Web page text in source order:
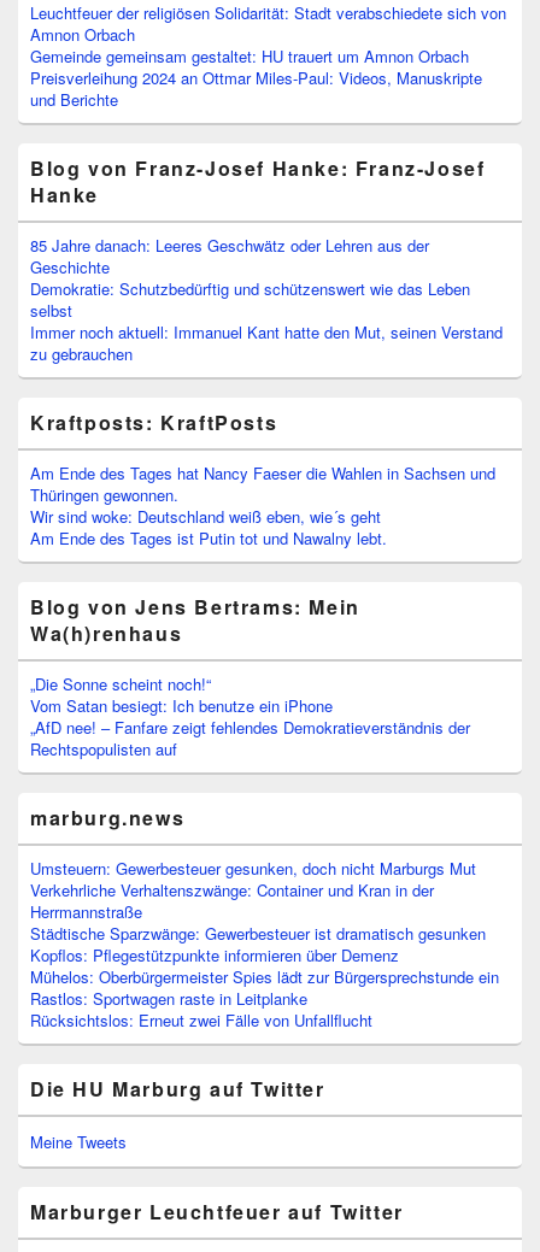
Leuchtfeuer der religiösen Solidarität: Stadt verabschiedete sich von
Amnon Orbach
Gemeinde gemeinsam gestaltet: HU trauert um Amnon Orbach
Preisverleihung 2024 an Ottmar Miles-Paul: Videos, Manuskripte
und Berichte
Blog von Franz-Josef Hanke: Franz-Josef
Hanke
85 Jahre danach: Leeres Geschwätz oder Lehren aus der
Geschichte
Demokratie: Schutzbedürftig und schützenswert wie das Leben
selbst
Immer noch aktuell: Immanuel Kant hatte den Mut, seinen Verstand
zu gebrauchen
Kraftposts: KraftPosts
Am Ende des Tages hat Nancy Faeser die Wahlen in Sachsen und
Thüringen gewonnen.
Wir sind woke: Deutschland weiß eben, wie´s geht
Am Ende des Tages ist Putin tot und Nawalny lebt.
Blog von Jens Bertrams: Mein
Wa(h)renhaus
„Die Sonne scheint noch!“
Vom Satan besiegt: Ich benutze ein iPhone
„AfD nee! – Fanfare zeigt fehlendes Demokratieverständnis der
Rechtspopulisten auf
marburg.news
Umsteuern: Gewerbesteuer gesunken, doch nicht Marburgs Mut
Verkehrliche Verhaltenszwänge: Container und Kran in der
Herrmannstraße
Städtische Sparzwänge: Gewerbesteuer ist dramatisch gesunken
Kopflos: Pflegestützpunkte informieren über Demenz
Mühelos: Oberbürgermeister Spies lädt zur Bürgersprechstunde ein
Rastlos: Sportwagen raste in Leitplanke
Rücksichtslos: Erneut zwei Fälle von Unfallflucht
Die HU Marburg auf Twitter
Meine Tweets
Marburger Leuchtfeuer auf Twitter